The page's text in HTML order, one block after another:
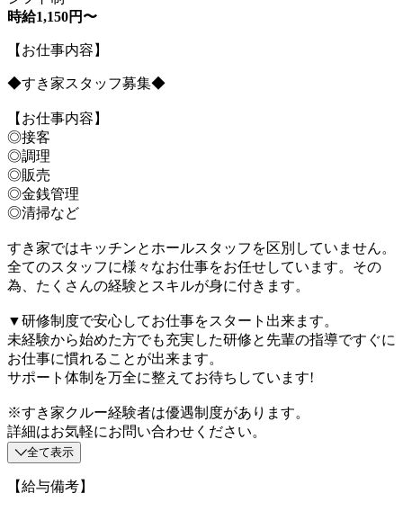
時給1,150円〜
【お仕事内容】
◆すき家スタッフ募集◆
【お仕事内容】
◎接客
◎調理
◎販売
◎金銭管理
◎清掃など
すき家ではキッチンとホールスタッフを区別していません。
全てのスタッフに様々なお仕事をお任せしています。その
為、たくさんの経験とスキルが身に付きます。
▼研修制度で安心してお仕事をスタート出来ます。
未経験から始めた方でも充実した研修と先輩の指導ですぐに
お仕事に慣れることが出来ます。
サポート体制を万全に整えてお待ちしています!
※すき家クルー経験者は優遇制度があります。
詳細はお気軽にお問い合わせください。
全て表示
【給与備考】